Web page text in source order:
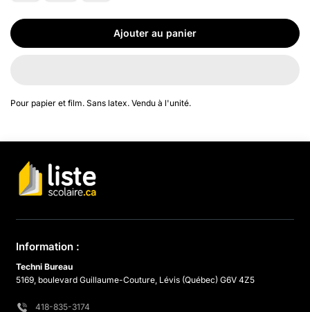
Ajouter au panier
Pour papier et film. Sans latex. Vendu à l'unité.
Information :
Techni Bureau
5169, boulevard Guillaume-Couture, Lévis (Québec) G6V 4Z5
418-835-3174